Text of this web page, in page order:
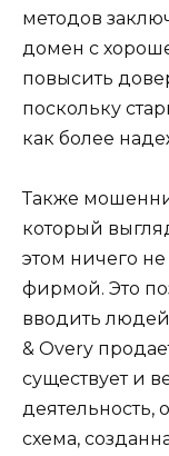
методов
домен с
повысить
поскольку
как более
Также
который
этом ничего
фирмой. Это
вводить
& Overy
существует и
деятельность,
схема,